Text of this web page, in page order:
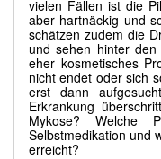
vielen Fällen ist die
aber hartnäckig und
schätzen zudem die
und sehen hinter
eher kosmetisches
nicht endet oder sich
erst dann
Erkrankung
Mykose? Welche
Selbstmedikation und
erreicht?